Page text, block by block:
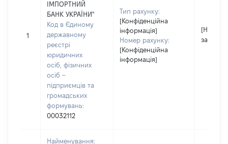
1
ІМПОРТНИЙ
БАНК УКРАЇНИ"
Код в Єдиному
державному
реєстрі
юридичних
осіб, фізичних
осіб –
підприємців та
громадських
формувань:
00032112
Тип рахунку:
[Конфіденційна
інформація]
Номер рахунку:
[Конфіденційна
інформація]
[Не
Найменування: